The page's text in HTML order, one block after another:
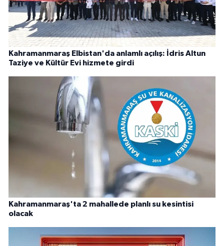
Kahramanmaraş Elbistan'da anlamlı açılış: İdris Altun
Taziye ve Kültür Evi hizmete girdi
Kahramanmaraş'ta 2 mahallede planlı su kesintisi
olacak